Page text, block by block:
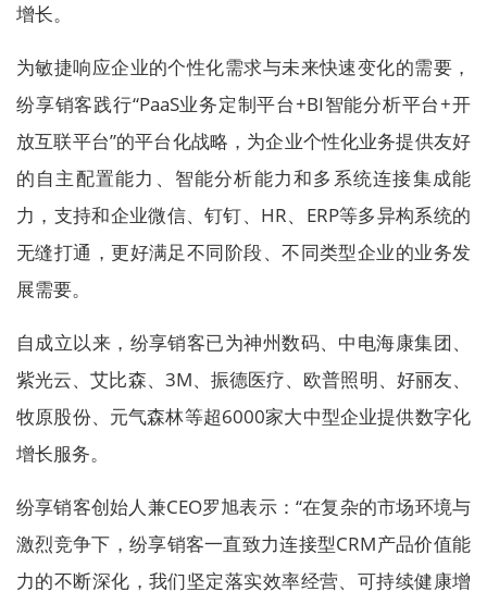
增长。
为敏捷响应企业的个性化需求与未来快速变化的需要，
纷享销客践行“PaaS业务定制平台+BI智能分析平台+开
放互联平台”的平台化战略，为企业个性化业务提供友好
的自主配置能力、智能分析能力和多系统连接集成能
力，支持和企业微信、钉钉、HR、ERP等多异构系统的
无缝打通，更好满足不同阶段、不同类型企业的业务发
展需要。
自成立以来，纷享销客已为神州数码、中电海康集团、
紫光云、艾比森、3M、振德医疗、欧普照明、好丽友、
牧原股份、元气森林等超6000家大中型企业提供数字化
增长服务。
纷享销客创始人兼CEO罗旭表示：“在复杂的市场环境与
激烈竞争下，纷享销客一直致力连接型CRM产品价值能
力的不断深化，我们坚定落实效率经营、可持续健康增